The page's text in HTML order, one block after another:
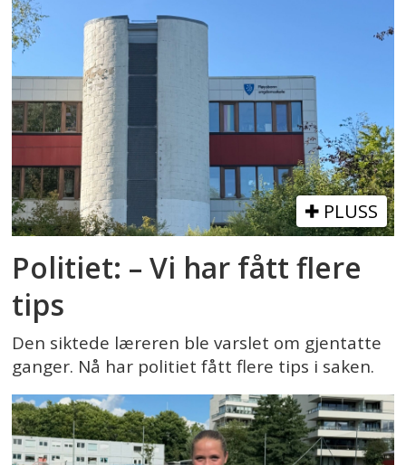
PLUSS
Politiet: – Vi har fått flere
tips
Den siktede læreren ble varslet om gjentatte
ganger. Nå har politiet fått flere tips i saken.